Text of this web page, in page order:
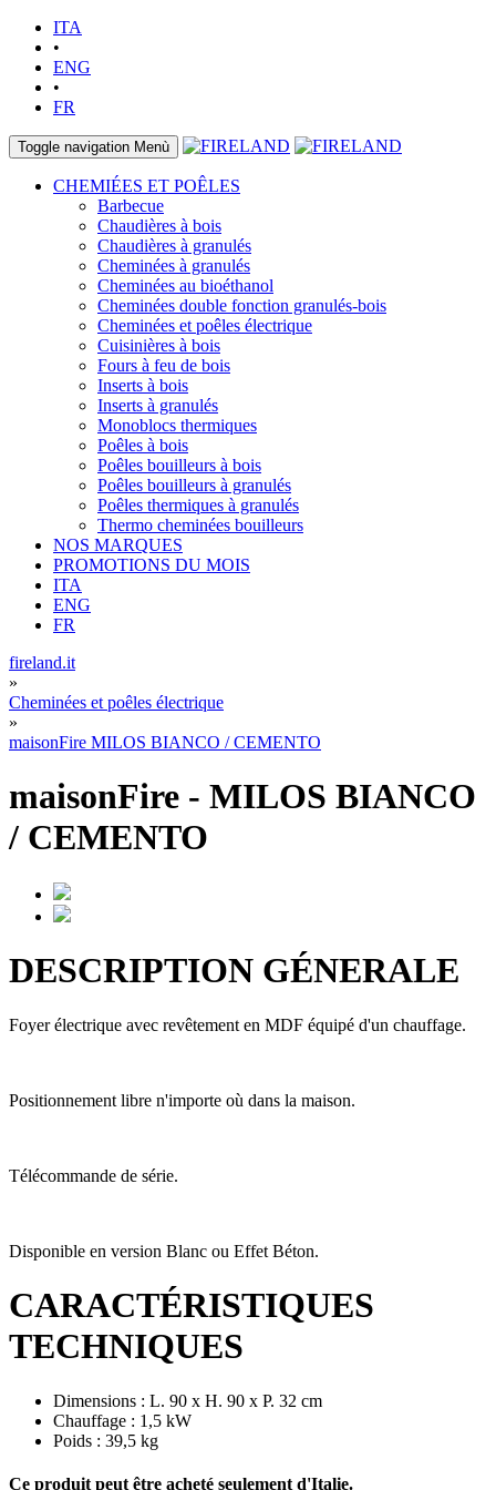
ITA
•
ENG
•
FR
Toggle navigation Menù
CHEMIÉES ET POÊLES
Barbecue
Chaudières à bois
Chaudières à granulés
Cheminées à granulés
Cheminées au bioéthanol
Cheminées double fonction granulés-bois
Cheminées et poêles électrique
Cuisinières à bois
Fours à feu de bois
Inserts à bois
Inserts à granulés
Monoblocs thermiques
Poêles à bois
Poêles bouilleurs à bois
Poêles bouilleurs à granulés
Poêles thermiques à granulés
Thermo cheminées bouilleurs
NOS MARQUES
PROMOTIONS DU MOIS
ITA
ENG
FR
fireland.it
»
Cheminées et poêles électrique
»
maisonFire MILOS BIANCO / CEMENTO
maisonFire - MILOS BIANCO
/ CEMENTO
DESCRIPTION GÉNERALE
Foyer électrique avec revêtement en MDF équipé d'un chauffage.
Positionnement libre n'importe où dans la maison.
Télécommande de série.
Disponible en version Blanc ou Effet Béton.
CARACTÉRISTIQUES
TECHNIQUES
Dimensions : L. 90 x H. 90 x P. 32 cm
Chauffage : 1,5 kW
Poids : 39,5 kg
Ce produit peut être acheté seulement d'Italie.